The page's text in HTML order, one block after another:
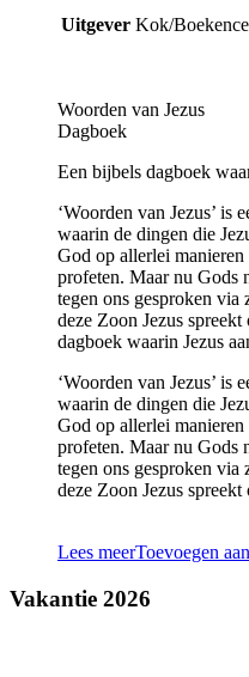
Uitgever Kok/
Woorden van Jezus
Dagboek
Een bijbels dagboek
‘Woorden van Jezus’ is
waarin de dingen die
God op allerlei
profeten. Maar nu Gods
tegen ons gesproken via
deze Zoon Jezus
dagboek waarin Jezus
‘Woorden van Jezus’ is
waarin de dingen die
God op allerlei
profeten. Maar nu Gods
tegen ons gesproken via
deze Zoon Jezus
Lees meerToevoegen
Vakantie 2026